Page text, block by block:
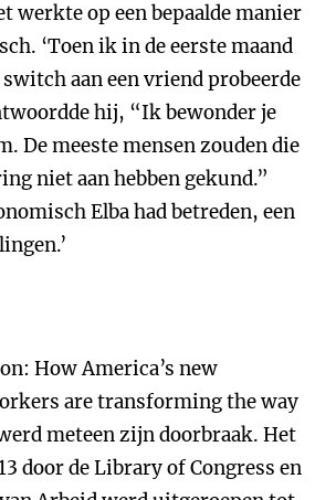
werkte op een bepaalde manier
‘Toen ik in de eerste maand
aan een vriend probeerde
hij, “Ik bewonder je
De meeste mensen zouden die
niet aan hebben gekund.”
Elba had betreden, een
How America’s new
are transforming the way
meteen zijn doorbraak. Het
door de Library of Congress en